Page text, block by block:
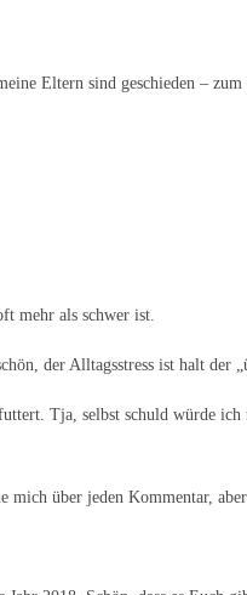
Eltern sind geschieden –
mehr als schwer ist.
der Alltagsstress ist halt der
Tja, selbst schuld würde
über jeden Kommentar,